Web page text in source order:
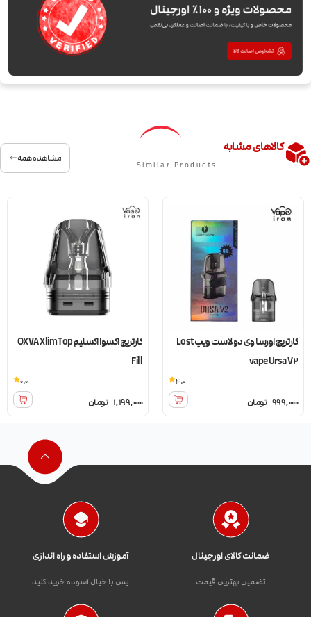
کالاهای مشابه
Similar Products
مشاهده همه
کارتریج اورسا وی دو لاست ویپ Lost
vape Ursa V2
999,000 تومان
4.0
کارتریج اکسوا اکسلیم OXVA Xlim Top
Fill
1,199,000 تومان
0.0
ضمانت کالای اورجینال
تضمین بهترین قیمت
آموزش استفاده و راه اندازی
پس با خیال آسوده خرید کنید